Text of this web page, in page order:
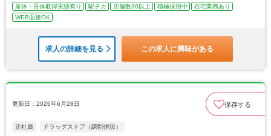
産休・育休取得実績有り
駅チカ 店舗数30以上 積極採用中
在宅業務あり
WEB面接OK
求人の詳細を見る この求人に興味がある
更新日：2026年6月28日 保存する
正社員 ドラッグストア（調剤併設）